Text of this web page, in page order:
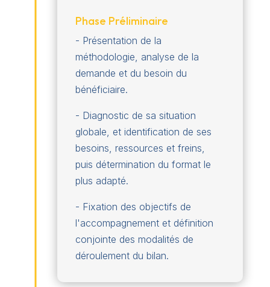
Phase Préliminaire
- Présentation de la
méthodologie, analyse de la
demande et du besoin du
bénéficiaire.
- Diagnostic de sa situation
globale, et identification de ses
besoins, ressources et freins,
puis détermination du format le
plus adapté.
- Fixation des objectifs de
l'accompagnement et définition
conjointe des modalités de
déroulement du bilan.